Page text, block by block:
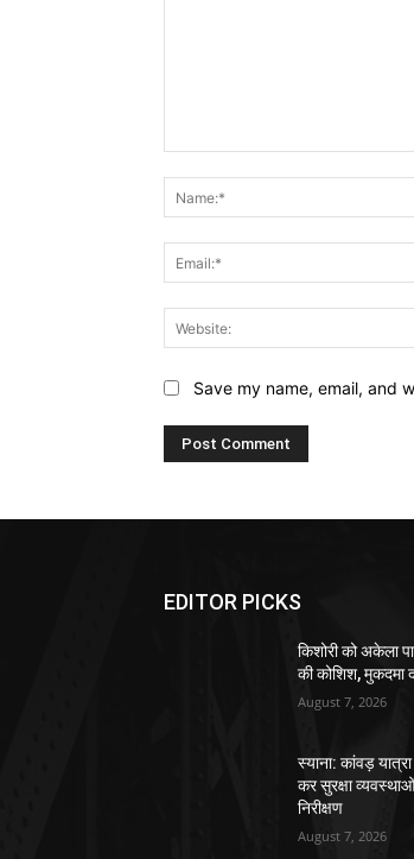
Save my name, email, and
EDITOR PICKS
किशोरी को अकेला
की कोशिश, मुकदमा
August 7, 2026
स्याना: कांवड़
कर सुरक्षा
निरीक्षण
August 7, 2026